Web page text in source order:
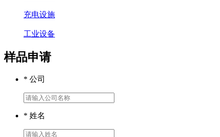
充电设施
工业设备
样品申请
* 公司
* 姓名